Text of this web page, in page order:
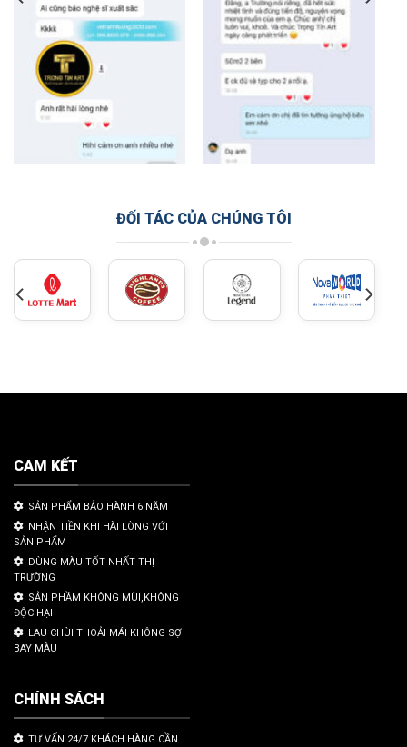
ĐỐI TÁC CỦA CHÚNG TÔI
CAM KẾT
SẢN PHẨM BẢO HÀNH 6 NĂM
NHẬN TIỀN KHI HÀI LÒNG VỚI
SẢN PHẨM
DÙNG MÀU TỐT NHẤT THỊ
TRƯỜNG
SẢN PHẦM KHÔNG MÙI,KHÔNG
ĐỘC HẠI
LAU CHÙI THOẢI MÁI KHÔNG SỢ
BAY MÀU
CHÍNH SÁCH
TƯ VẤN 24/7 KHÁCH HÀNG CẦN